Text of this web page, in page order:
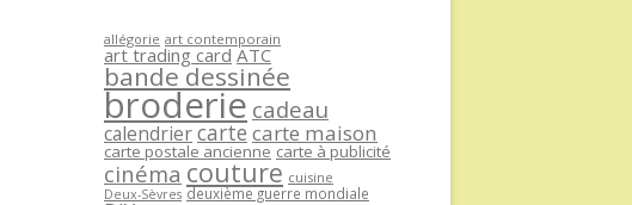
allégorie art contemporain
art trading card ATC
bande dessinée
broderie cadeau
calendriercartecarte maison
carte postale ancienne carte à publicité
cinéma couture cuisine
Deux-Sèvres deuxième guerre mondiale